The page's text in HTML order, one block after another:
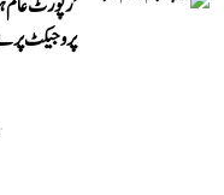
پروجیکٹ پر